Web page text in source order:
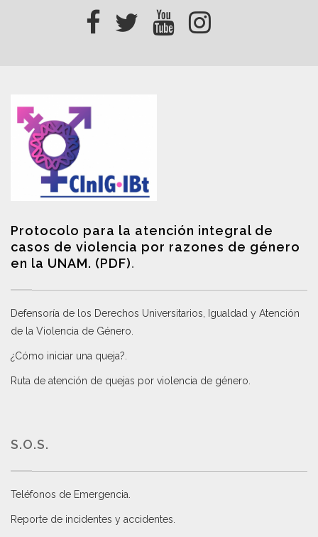
Protocolo para la atención integral de
casos de violencia por razones de género
en la UNAM. (PDF).
Defensoría de los Derechos Universitarios, Igualdad y Atención
de la Violencia de Género
¿Cómo iniciar una queja?
Ruta de atención de quejas por violencia de género
S.O.S.
Teléfonos de Emergencia.
Reporte de incidentes y accidentes